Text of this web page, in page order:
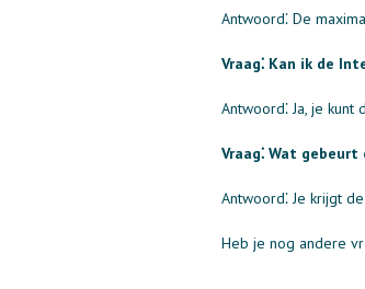
Antwoord⁚ De
Vraag⁚ Kan ik de
Antwoord⁚ Ja, je
Vraag⁚ Wat
Antwoord⁚ Je krijgt
Heb je nog andere